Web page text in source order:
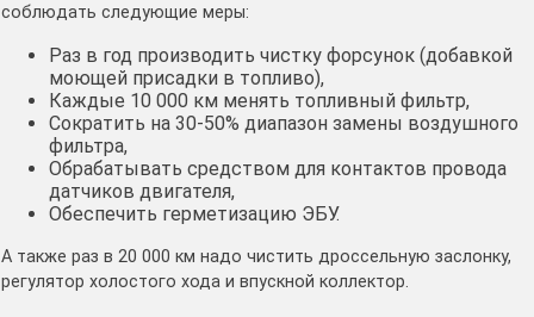
соблюдать следующие меры:
Раз в год производить чистку форсунок (добавкой
моющей присадки в топливо),
Каждые 10 000 км менять топливный фильтр,
Сократить на 30-50% диапазон замены воздушного
фильтра,
Обрабатывать средством для контактов провода
датчиков двигателя,
Обеспечить герметизацию ЭБУ.
А также раз в 20 000 км надо чистить дроссельную заслонку,
регулятор холостого хода и впускной коллектор.